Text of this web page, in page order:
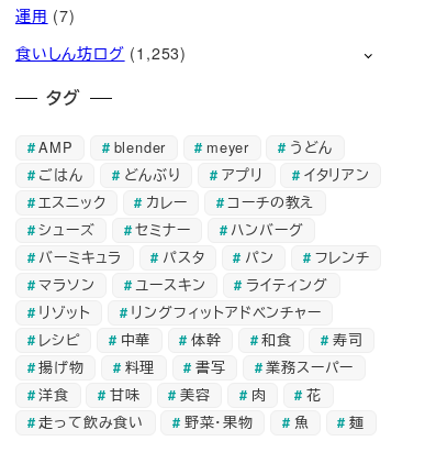
運用 (7)
食いしん坊ログ (1,253)
タグ
AMP blender meyer
うどん
ごはん
どんぶり アプリ
イタリアン
エスニック
カレー
コーチの教え
シューズ
セミナー
ハンバーグ
バーミキュラ
パスタ パン
フレンチ
マラソン
ユースキン
ライティング
リゾット
リングフィットアドベンチャー
レシピ
中華 体幹 和食
寿司
揚げ物
料理 書写
業務スーパー
洋食
甘味 美容 肉
花
走って飲み食い
野菜・果物 魚 麺